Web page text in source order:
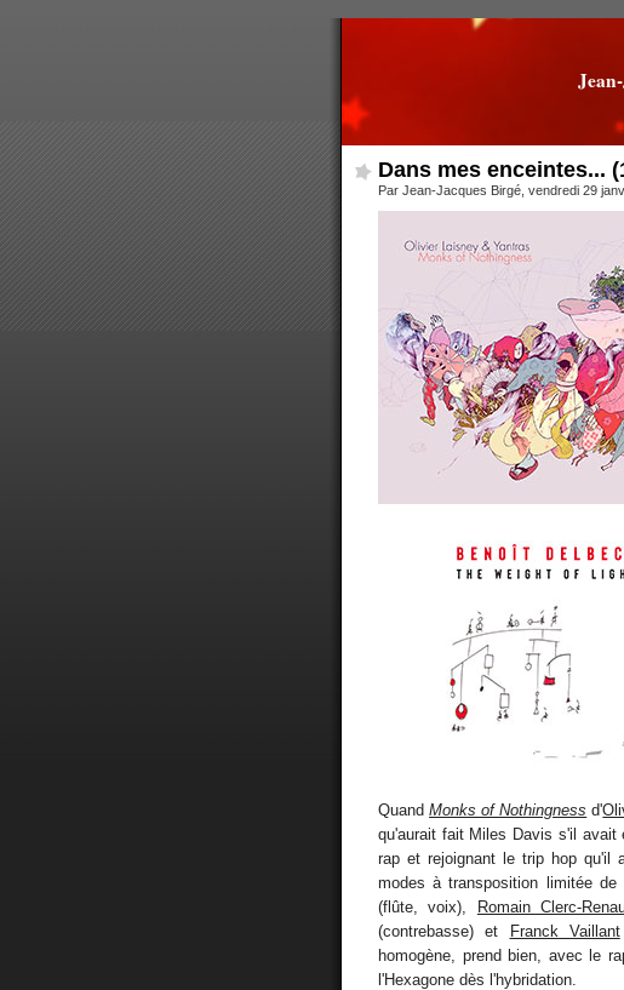
Dans mes enceintes...
Par Jean-Jacques Birgé, vendredi 29
QuandMonks of Nothingness d'
qu'aurait fait Miles Davis s'il
rap et rejoignant le trip hop qu'il
modes à transposition limitée
(flûte, voix),
Romain Clerc-
(contrebasse) et
Franck Vaillant
homogène, prend bien, avec le
l'Hexagone dès l'hybridation.